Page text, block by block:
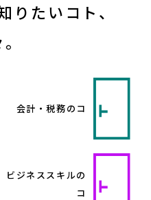
りたいコト、
会計・税務のコ
ビジネススキルの
コ